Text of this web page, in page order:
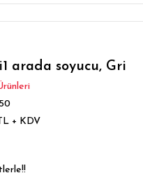
arada soyucu, Gri
+ KDV